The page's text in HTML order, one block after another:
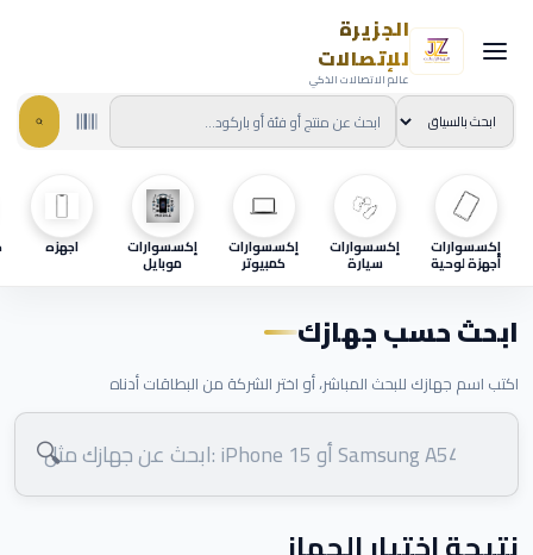
الجزيرة
للإتصالات
عالم الاتصالات الذكي
إكسسوارات
أجهزة لوحية
إكسسوارات
سيارة
إكسسوارات
كمبيوتر
إكسسوارات
موبايل
اجهزه
ابحث حسب جهازك
اكتب اسم جهازك للبحث المباشر، أو اختر الشركة من البطاقات أدناه
🔍